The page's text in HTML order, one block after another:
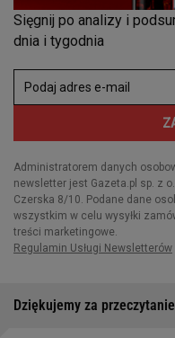
Dziękujemy za przeczytanie